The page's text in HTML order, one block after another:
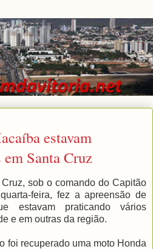
estavam
Santa Cruz
sob o comando do Capitão
feira, fez a apreensão de
estavam praticando vários
e em outras da região.
foi recuperado uma moto Honda